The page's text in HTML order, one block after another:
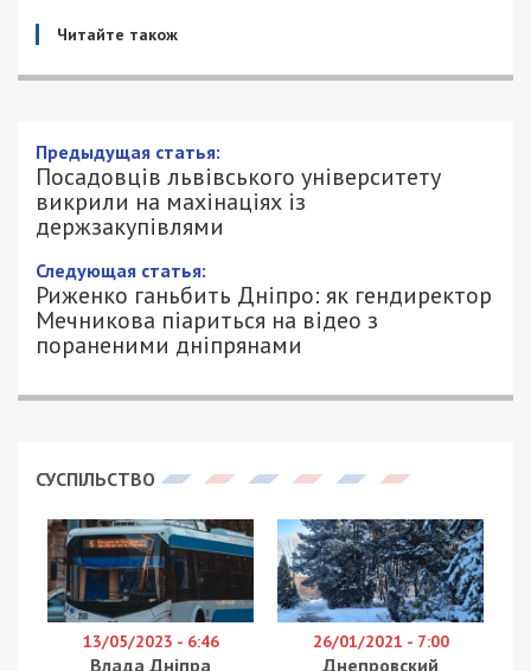
Читайте також
Посадовців львівського університету
викрили на махінаціях із
держзакупівлями
24/06/2025 - 17:37
ПЕТРО ЩУКІН - СПЕЦИАЛЬНО ДЛЯ
49000.COM.UA
651